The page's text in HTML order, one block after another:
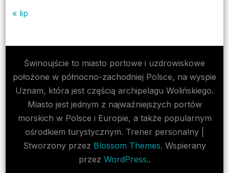
« lip
Świnoujście to miasto portowe i uzdrowiskowe
położone w północno-zachodniej Polsce, na wyspie
Uznam, która jest częścią archipelagu Wolińskiego.
Miasto jest jednym z najważniejszych portów
morskich w Polsce i Europie, a także popularnym
ośrodkiem turystycznym. Trener personalny |
Stworzony przez Blossom Themes. Wspierany
przez WordPress..